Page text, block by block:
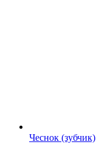
Чеснок (зубчик)